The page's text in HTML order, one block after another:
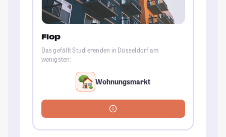
Flop
Das gefällt Studierenden in Düsseldorf am
wenigsten:
Wohnungsmarkt